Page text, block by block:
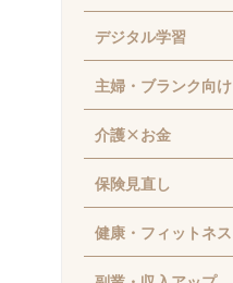
デジタル学習
主婦・ブランク向け
介護×お金
保険見直し
健康・フィットネス